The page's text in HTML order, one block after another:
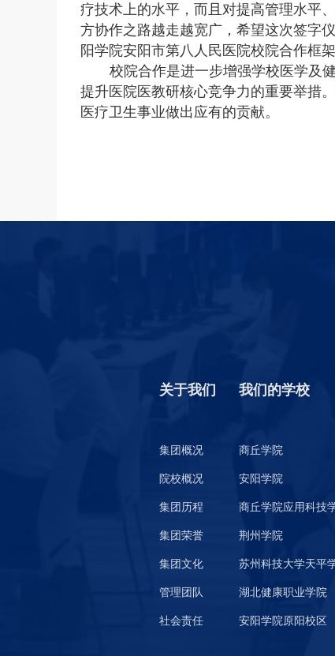
疗技术上的水平，而且对提高管理水平
方协作之路越走越宽广，希望这次签字
阳学院安阳市第八人民医院校院合作框架
校院合作是进一步增强学校医学及
提升医院医教研核心竞争力的重要举措
医疗卫生事业做出应有的贡献。
关于我们
集团概况
院校概况
集团历程
集团荣誉
集团文化
管理团队
社会责任
我们的学校
商丘学院
安阳学院
商丘学院应用科技
荆州学院
苏州科技大学天平
湖北健康职业学院
安阳学院原阳校区